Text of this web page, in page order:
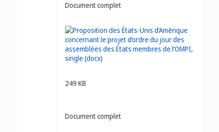
Document complet
249 KB
Document complet